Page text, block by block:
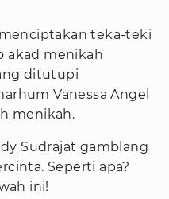
menciptakan teka-teki
akad menikah
ditutupi
Vanessa Angel
menikah.
Sudrajat gamblang
Seperti apa?
ini!